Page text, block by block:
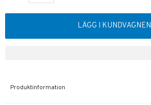
LÄGG I KUNDVAGNEN
Produktinformation